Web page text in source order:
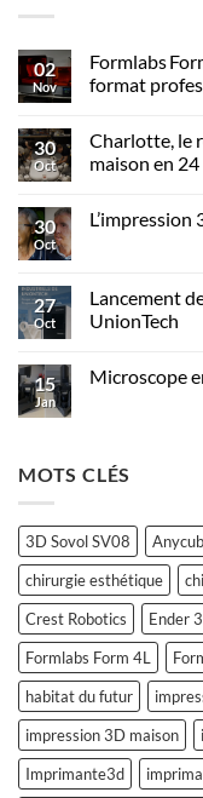
02
Nov
Formlabs
format
30
Oct
Charlotte, le
maison en
30
Oct
27
Oct
Lancement
UnionTech
15
Jan
Microscope
MOTS CLÉS
3D Sovol SV08
chirurgie esthétique
Crest Robotics
Ender
Formlabs Form 4L
habitat du futur
impression 3D maison
Imprimante3d